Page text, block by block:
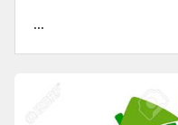
...